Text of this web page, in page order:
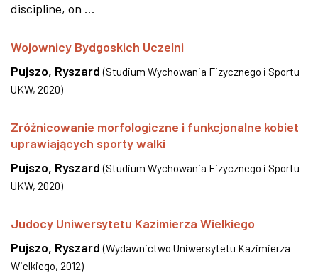
discipline, on ...
Wojownicy Bydgoskich Uczelni
Pujszo, Ryszard (Studium Wychowania Fizycznego i Sportu
UKW, 2020)
Zróżnicowanie morfologiczne i funkcjonalne kobiet
uprawiających sporty walki
Pujszo, Ryszard (Studium Wychowania Fizycznego i Sportu
UKW, 2020)
Judocy Uniwersytetu Kazimierza Wielkiego
Pujszo, Ryszard (Wydawnictwo Uniwersytetu Kazimierza
Wielkiego, 2012)